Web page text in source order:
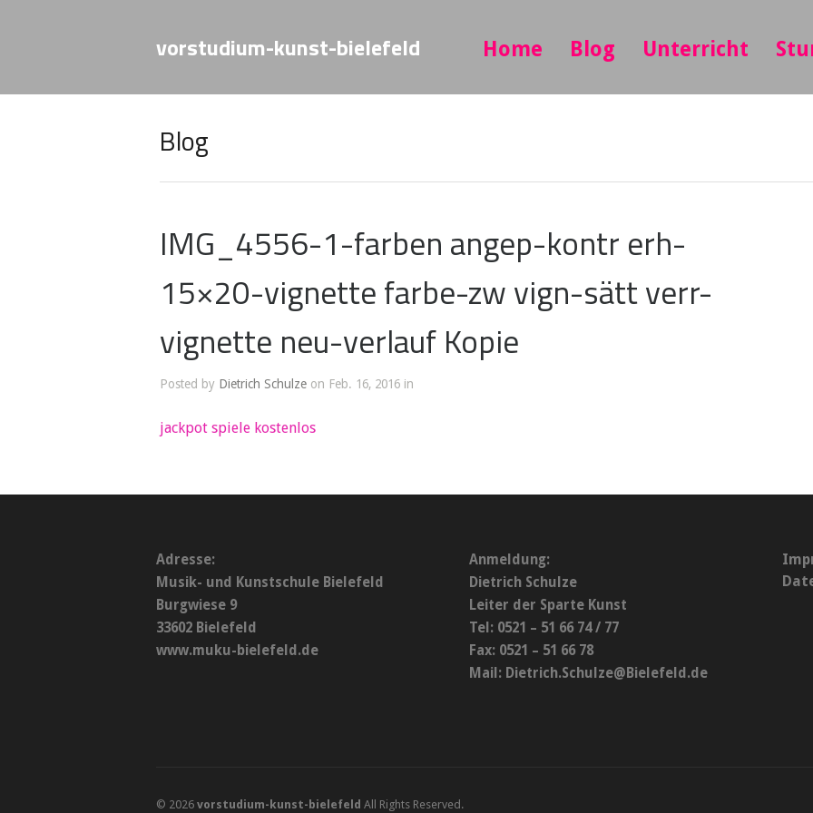
vorstudium-kunst-bielefeld Home Blog Unterricht
Blog
IMG_4556-1-farben angep-kontr erh-
15×20-vignette farbe-zw vign-sätt verr-
vignette neu-verlauf Kopie
Posted by Dietrich Schulze on Feb. 16, 2016 in
jackpot spiele kostenlos
Adresse:
Musik- und Kunstschule Bielefeld
Burgwiese 9
33602 Bielefeld
www.muku-bielefeld.de
Anmeldung:
Dietrich Schulze
Leiter der Sparte Kunst
Tel: 0521 – 51 66 74 / 77
Fax: 0521 – 51 66 78
Mail: Dietrich.Schulze@Bielefeld.de
© 2026 vorstudium-kunst-bielefeld All Rights Reserved.